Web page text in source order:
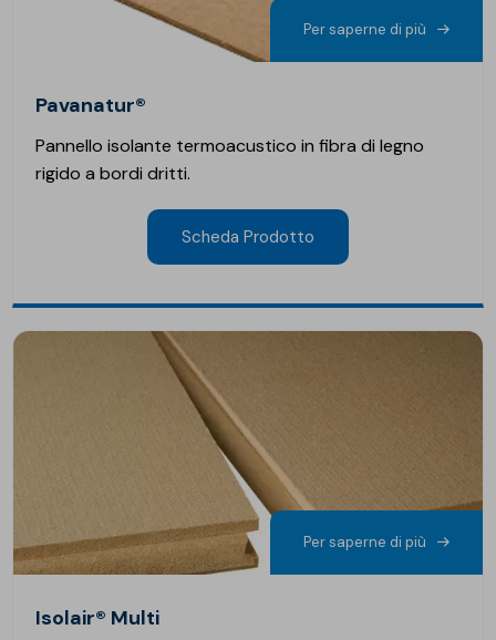
Per saperne di più
Pavanatur®
Pannello isolante termoacustico in fibra di legno
rigido a bordi dritti.
Scheda Prodotto
Per saperne di più
Isolair® Multi